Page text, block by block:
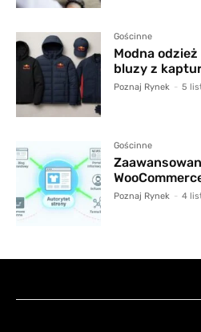
Gościnne
Modna
bluzy z
Poznaj Rynek - 5
Gościnne
Poznaj Rynek - 4